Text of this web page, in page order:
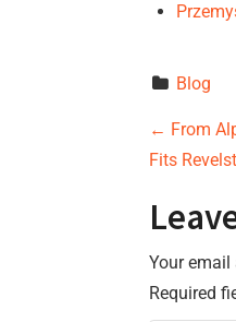
Blog
P
s
t
← From
Fits
Your
Required